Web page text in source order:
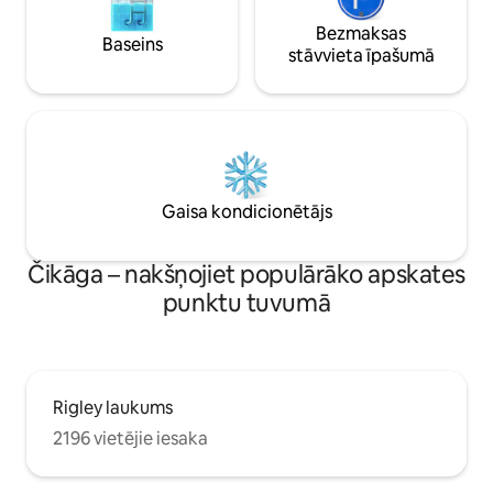
Mēs piedāvājam arī tīru garāžu (ar
bezmaksas elektromobiļu pieslēgumu, ja
jums tas ir nepieciešams) par 20 ASV
Baseins
Bezmaksas
stāvvieta īpašumā
Gaisa kondicionētājs
Čikāga – nakšņojiet populārāko apskates
punktu tuvumā
Rigley laukums
2196 vietējie iesaka